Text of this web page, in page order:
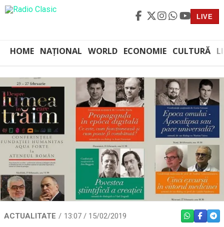
LIVE
HOME NAȚIONAL WORLD ECONOMIE CULTURĂ
ACTUALITATE 13:07 / 15/02/2019 WHATSAPP